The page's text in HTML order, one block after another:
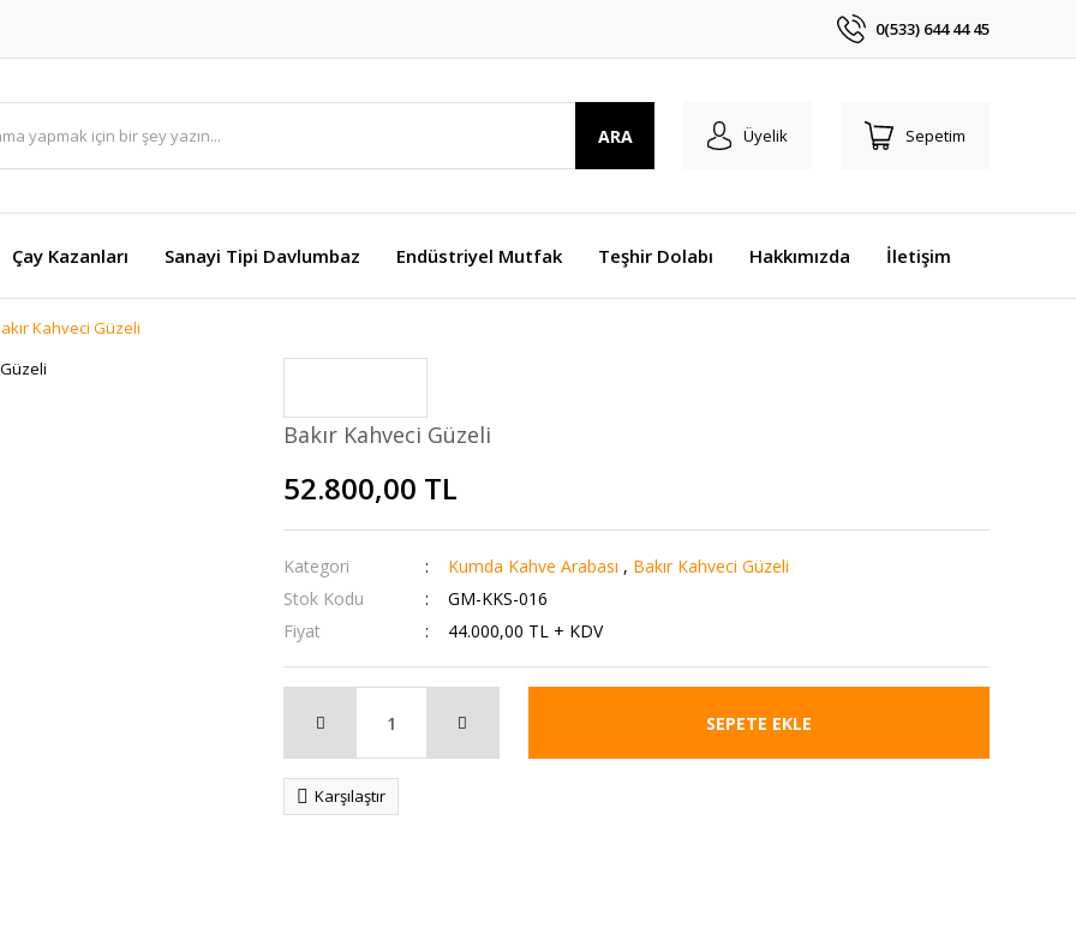
0(533) 644 44 45
ARA Üyelik Sepetim
Çay Kazanları Sanayi Tipi Davlumbaz Endüstriyel Mutfak Teşhir Dolabı Hakkımızda İletişim
Kahveci Güzeli
Bakır Kahveci Güzeli
52.800,00 TL
Kategori Kumda Kahve Arabası , Bakır Kahveci Güzeli
Stok Kodu
GM-KKS-016
Fiyat
44.000,00 TL + KDV
SEPETE EKLE
Karşılaştır